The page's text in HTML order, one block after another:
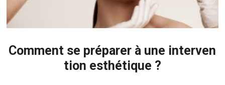
Comment se préparer à une interven
tion esthétique ?